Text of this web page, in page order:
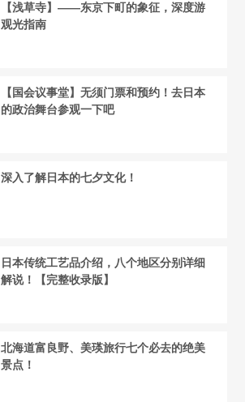
【浅草寺】——东京下町的象征，深度游
观光指南
【国会议事堂】无须门票和预约！去日本
的政治舞台参观一下吧
深入了解日本的七夕文化！
日本传统工艺品介绍，八个地区分别详细
解说！【完整收录版】
北海道富良野、美瑛旅行七个必去的绝美
景点！